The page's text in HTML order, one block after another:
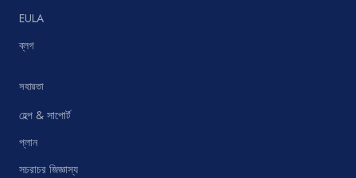
EULA
ব্লগ
সহায়তা
হেল্প & সাপোর্ট
প্লান
সচরাচর জিজ্ঞাস্য